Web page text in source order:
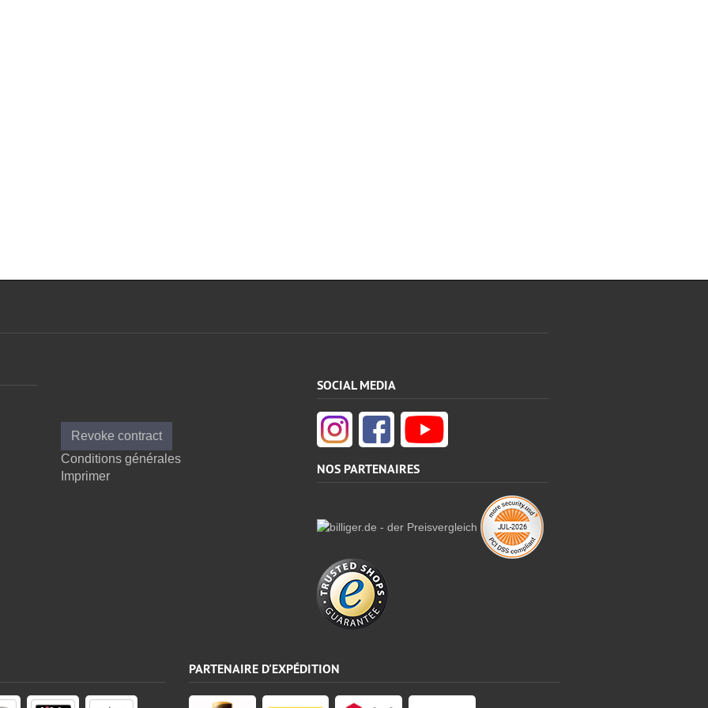
Revoke contract
Conditions générales
Imprimer
SOCIAL MEDIA
NOS PARTENAIRES
PARTENAIRE D'EXPÉDITION